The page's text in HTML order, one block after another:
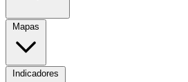
Mapas
Indicadores